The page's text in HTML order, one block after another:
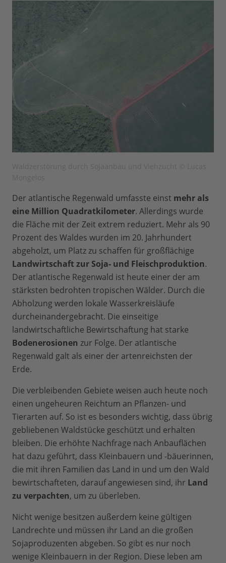
Der atlantische Regenwald umfasste einst mehr als
eine Million Quadratkilometer. Allerdings wurde
die Fläche mit der Zeit extrem reduziert. Mehr als 90
Prozent des Waldes wurden im 20. Jahrhundert
abgeholzt, um Platz zu schaffen für großflächige
Landwirtschaft zur Soja- und Fleischproduktion.
Der atlantische Regenwald ist heute einer der am
stärksten bedrohten tropischen Wälder. Durch die
Abholzung werden lokale Wasserkreisläufe
durcheinandergebracht. Die einseitige
landwirtschaftliche Bewirtschaftung hat starke
Bodenerosionen zur Folge. Der atlantische
Regenwald galt als einer der artenreichsten der
Erde.
Die verbleibenden Gebiete weisen auch heute noch
einen ungeheuren Reichtum an Pflanzen- und
Tierarten auf. So ist es besonders wichtig, dass übrig
gebliebenen Waldstücke geschützt und erhalten
bleiben. Die erhöhte Nachfrage nach Anbauflächen
hat dazu geführt, dass Kleinbauern und -bäuerinnen,
die mit ihren Familien das Land in und um den Wald
bewirtschafteten, darauf angewiesen sind, ihr Land
zu verpachten, um zu überleben.
Nicht wenige besitzen außerdem keine gültigen
Landrechte und müssen ihr Land an die großen
Sojaproduzenten abgeben. So gibt es nur noch
wenige Kleinbauern in der Region. Diese leben am